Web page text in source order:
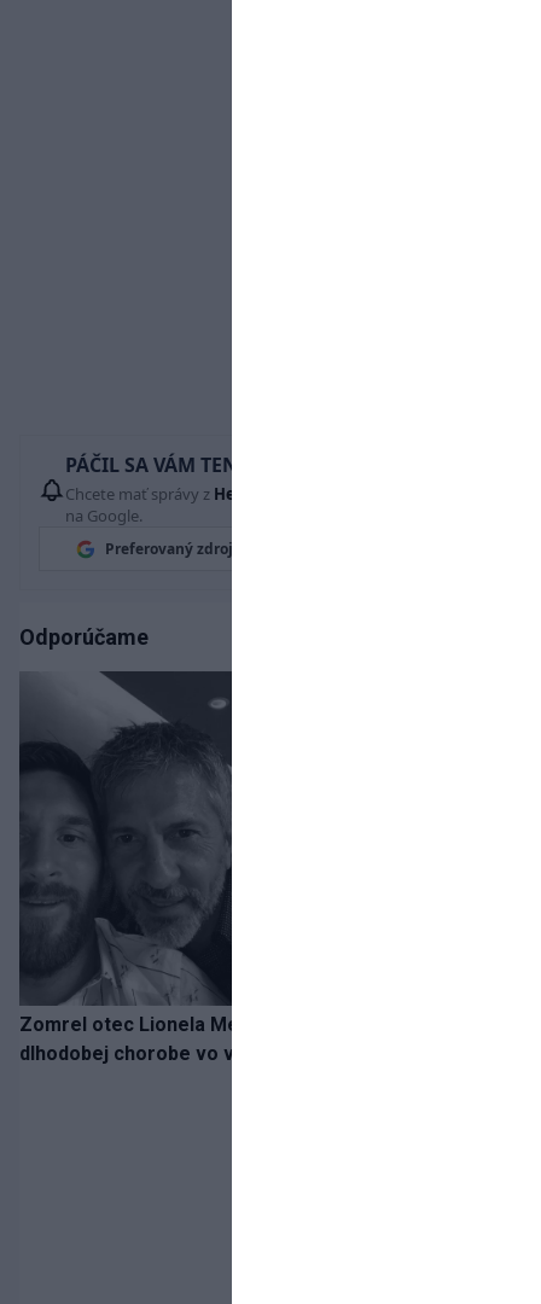
PÁČIL SA VÁM TENTO ČLÁNOK?
Chcete mať správy z Hetrik.sk
na Google.
Preferovaný zdroj
Odporúčame
Zomrel otec Lionela Messiho. Jorge podľahol
dlhodobej chorobe vo veku 68 rokov